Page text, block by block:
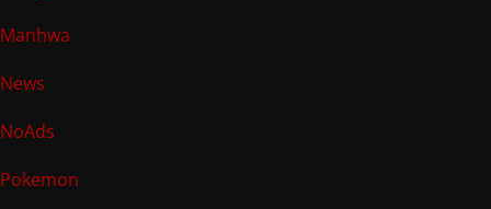
Manhwa
News
NoAds
Pokemon